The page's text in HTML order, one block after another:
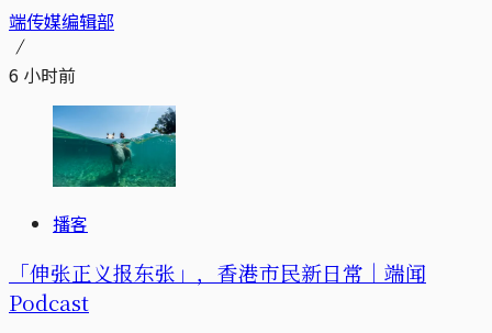
端传媒编辑部
6 小时前
播客
「伸张正义报东张」，香港市民新日常｜端闻
Podcast